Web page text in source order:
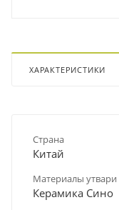
ХАРАКТЕРИСТИКИ
Страна
Китай
Материалы утвари
Керамика Сино